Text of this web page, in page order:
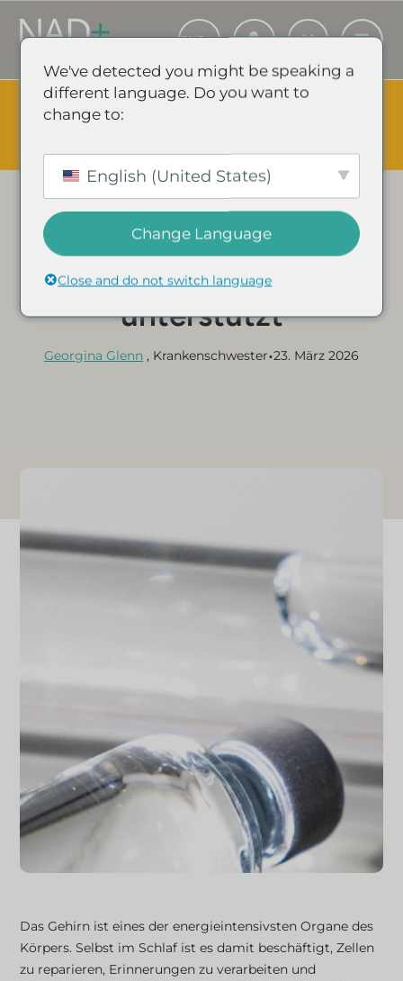
The Summer Sale is Live.Save up to 45% - Try for less or
Wie NAD+ die
Gehirngesundheit
unterstützt
Georgina Glenn , Krankenschwester•23. März 2026
Das Gehirn ist eines der energieintensivsten Organe des
Körpers. Selbst im Schlaf ist es damit beschäftigt, Zellen
zu reparieren, Erinnerungen zu verarbeiten und
We've detected you might be speaking a
different language. Do you want to
change to:
English (United States)
Change Language
Close and do not switch language